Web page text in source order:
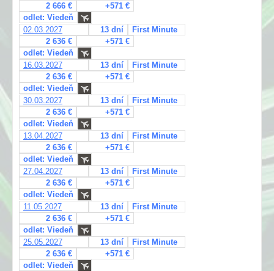
2 666 €
+571 €
odlet: Viedeň
02.03.2027
13 dní
First Minute
2 636 €
+571 €
odlet: Viedeň
16.03.2027
13 dní
First Minute
2 636 €
+571 €
odlet: Viedeň
30.03.2027
13 dní
First Minute
2 636 €
+571 €
odlet: Viedeň
13.04.2027
13 dní
First Minute
2 636 €
+571 €
odlet: Viedeň
27.04.2027
13 dní
First Minute
2 636 €
+571 €
odlet: Viedeň
11.05.2027
13 dní
First Minute
2 636 €
+571 €
odlet: Viedeň
25.05.2027
13 dní
First Minute
2 636 €
+571 €
odlet: Viedeň